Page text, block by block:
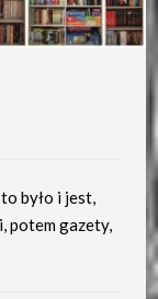
było i jest,
potem gazety,